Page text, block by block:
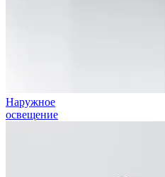
Наружное
освещение